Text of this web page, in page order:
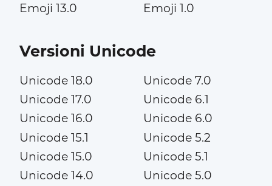
Emoji 13.0
Emoji 1.0
Versioni Unicode
Unicode 18.0
Unicode 17.0
Unicode 16.0
Unicode 15.1
Unicode 15.0
Unicode 14.0
Unicode 7.0
Unicode 6.1
Unicode 6.0
Unicode 5.2
Unicode 5.1
Unicode 5.0